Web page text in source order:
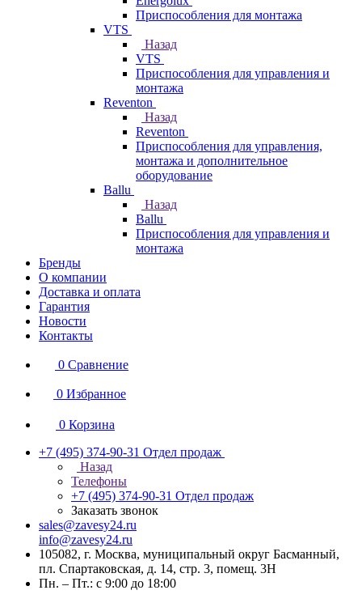
Приспособления для монтажа
VTS
Назад
VTS
Приспособления для управления и
монтажа
Reventon
Назад
Reventon
Приспособления для управления,
монтажа и дополнительное
оборудование
Ballu
Назад
Ballu
Приспособления для управления и
монтажа
Бренды
О компании
Доставка и оплата
Гарантия
Новости
Контакты
0 Сравнение
0 Избранное
0 Корзина
+7 (495) 374-90-31 Отдел продаж
Назад
Телефоны
+7 (495) 374-90-31 Отдел продаж
Заказать звонок
sales@zavesy24.ru
info@zavesy24.ru
105082, г. Москва, муниципальный округ Басманный,
пл. Спартаковская, д. 14, стр. 3, помещ. 3Н
Пн. – Пт.: с 9:00 до 18:00